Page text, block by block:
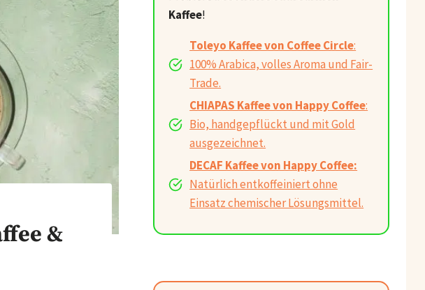
&
Kaffee!
Toleyo Kaffee von Coffee Circle:
100% Arabica, volles Aroma und Fair-
Trade.
CHIAPAS Kaffee von Happy Coffee:
Bio, handgepflückt und mit Gold
ausgezeichnet.
DECAF Kaffee von Happy Coffee:
Natürlich entkoffeiniert ohne
Einsatz chemischer Lösungsmittel.